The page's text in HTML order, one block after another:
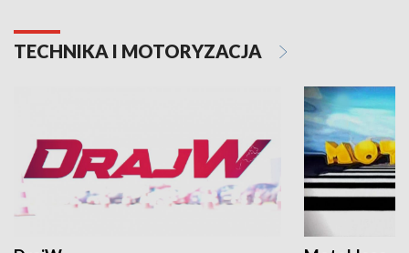
TECHNIKA I MOTORYZACJA